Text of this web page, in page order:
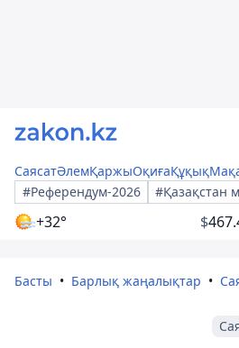
СаясатӘлемҚаржыОқиғаҚұқық
#Референдум-2026
#Қазақстан
+32° $
Басты Барлық жаңалықтар